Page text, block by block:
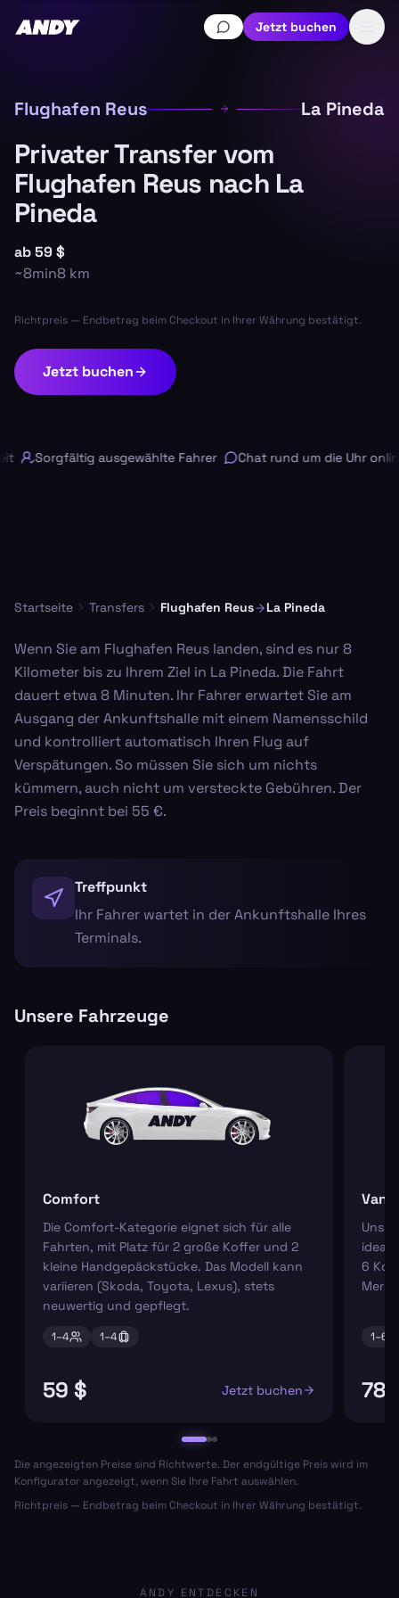
Jetzt buchen
Flughafen Reus La Pineda
Privater Transfer vom
Flughafen Reus nach La
Pineda
ab59 $
~8min8 km
Richtpreis — Endbetrag beim Checkout in Ihrer Währung bestätigt.
Jetzt buchen
Sorgfältig ausgewählte Fahrer Chat rund um die Uhr online
Startseite Transfers Flughafen Reus La Pineda
Wenn Sie am Flughafen Reus landen, sind es nur 8
Kilometer bis zu Ihrem Ziel in La Pineda. Die Fahrt
dauert etwa 8 Minuten. Ihr Fahrer erwartet Sie am
Ausgang der Ankunftshalle mit einem Namensschild
und kontrolliert automatisch Ihren Flug auf
Verspätungen. So müssen Sie sich um nichts
kümmern, auch nicht um versteckte Gebühren. Der
Preis beginnt bei 55 €.
Treffpunkt
Ihr Fahrer wartet in der Ankunftshalle Ihres
Terminals.
Unsere Fahrzeuge
Comfort
Die Comfort-Kategorie eignet sich für alle
Fahrten, mit Platz für 2 große Koffer und 2
kleine Handgepäckstücke. Das Modell kann
variieren (Skoda, Toyota, Lexus), stets
neuwertig und gepflegt.
1–4 1–4
59 $ Jetzt buchen
Van
ideal
6
1–6
78
Die angezeigten Preise sind Richtwerte. Der endgültige Preis wird im
Konfigurator angezeigt, wenn Sie Ihre Fahrt auswählen.
Richtpreis — Endbetrag beim Checkout in Ihrer Währung bestätigt.
ANDY ENTDECKEN